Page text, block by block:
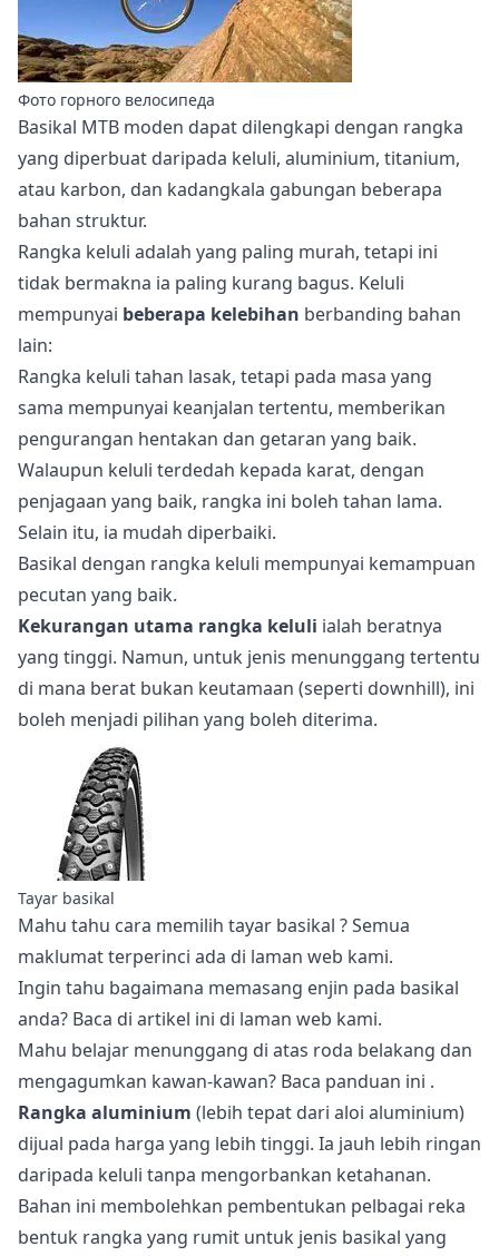
Фото горного велосипеда
Basikal MTB moden dapat dilengkapi dengan rangka
yang diperbuat daripada keluli, aluminium, titanium,
atau karbon, dan kadangkala gabungan beberapa
bahan struktur.
Rangka keluli adalah yang paling murah, tetapi ini
tidak bermakna ia paling kurang bagus. Keluli
mempunyai beberapa kelebihan berbanding bahan
lain:
Rangka keluli tahan lasak, tetapi pada masa yang
sama mempunyai keanjalan tertentu, memberikan
pengurangan hentakan dan getaran yang baik.
Walaupun keluli terdedah kepada karat, dengan
penjagaan yang baik, rangka ini boleh tahan lama.
Selain itu, ia mudah diperbaiki.
Basikal dengan rangka keluli mempunyai kemampuan
pecutan yang baik.
Kekurangan utama rangka keluli ialah beratnya
yang tinggi. Namun, untuk jenis menunggang tertentu
di mana berat bukan keutamaan (seperti downhill), ini
boleh menjadi pilihan yang boleh diterima.
Tayar basikal
Mahu tahu cara memilih tayar basikal ? Semua
maklumat terperinci ada di laman web kami.
Ingin tahu bagaimana memasang enjin pada basikal
anda? Baca di artikel ini di laman web kami.
Mahu belajar menunggang di atas roda belakang dan
mengagumkan kawan-kawan? Baca panduan ini .
Rangka aluminium (lebih tepat dari aloi aluminium)
dijual pada harga yang lebih tinggi. Ia jauh lebih ringan
daripada keluli tanpa mengorbankan ketahanan.
Bahan ini membolehkan pembentukan pelbagai reka
bentuk rangka yang rumit untuk jenis basikal yang